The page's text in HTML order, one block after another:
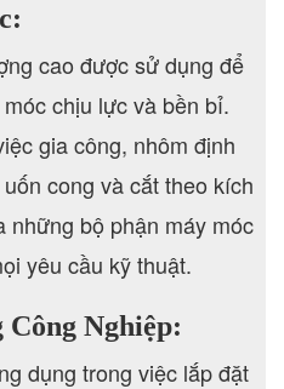
cao được sử dụng để
chịu lực và bền bỉ.
gia công, nhôm định
cong và cắt theo kích
những bộ phận máy móc
yêu cầu kỹ thuật.
Nghiệp:
dụng trong việc lắp đặt